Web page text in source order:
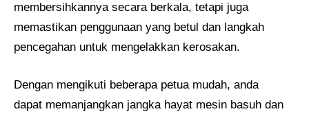
membersihkannya secara berkala, tetapi juga
memastikan penggunaan yang betul dan langkah
pencegahan untuk mengelakkan kerosakan.
Dengan mengikuti beberapa petua mudah, anda
dapat memanjangkan jangka hayat mesin basuh dan